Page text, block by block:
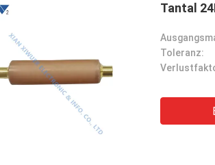
Tantal
Toleranz: